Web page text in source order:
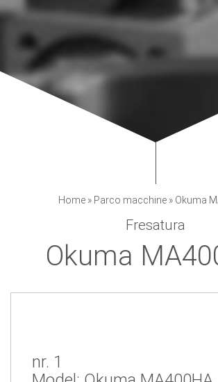
Home» Parco macchine» Okuma
Fresatura
Okuma
nr. 1